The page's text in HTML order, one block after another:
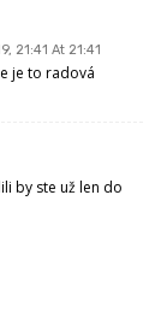
21:41 At 21:41
je to radová
by ste už len do